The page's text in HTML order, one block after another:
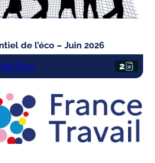
de l’éco – Juin 2026
Tous 2